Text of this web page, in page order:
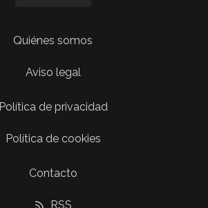
Quiénes somos
Aviso legal
Política de privacidad
Política de cookies
Contacto
RSS